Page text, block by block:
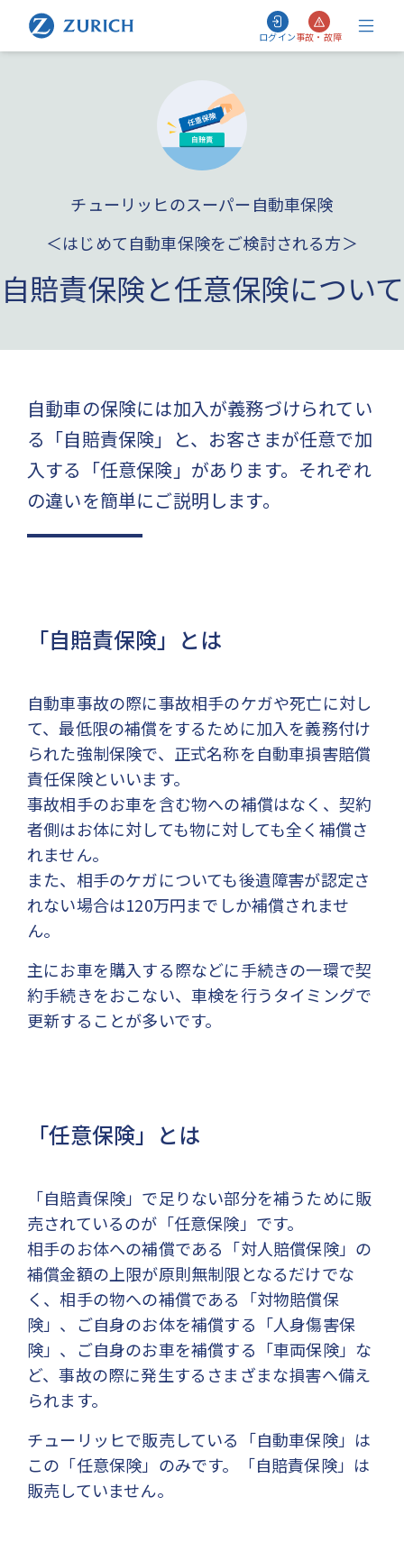
ログイン事故・故障
チューリッヒのスーパー自動車保険
＜はじめて自動車保険をご検討される方＞
自賠責保険と任意保険について
自動車の保険には加入が義務づけられてい
る「自賠責保険」と、お客さまが任意で加
入する「任意保険」があります。それぞれ
の違いを簡単にご説明します。
「自賠責保険」とは
自動車事故の際に事故相手のケガや死亡に対し
て、最低限の補償をするために加入を義務付け
られた強制保険で、正式名称を自動車損害賠償
責任保険といいます。
事故相手のお車を含む物への補償はなく、契約
者側はお体に対しても物に対しても全く補償さ
れません。
また、相手のケガについても後遺障害が認定さ
れない場合は120万円までしか補償されませ
ん。
主にお車を購入する際などに手続きの一環で契
約手続きをおこない、車検を行うタイミングで
更新することが多いです。
「任意保険」とは
「自賠責保険」で足りない部分を補うために販
売されているのが「任意保険」です。
相手のお体への補償である「対人賠償保険」の
補償金額の上限が原則無制限となるだけでな
く、相手の物への補償である「対物賠償保
険」、ご自身のお体を補償する「人身傷害保
険」、ご自身のお車を補償する「車両保険」な
ど、事故の際に発生するさまざまな損害へ備え
られます。
チューリッヒで販売している「自動車保険」は
この「任意保険」のみです。「自賠責保険」は
販売していません。